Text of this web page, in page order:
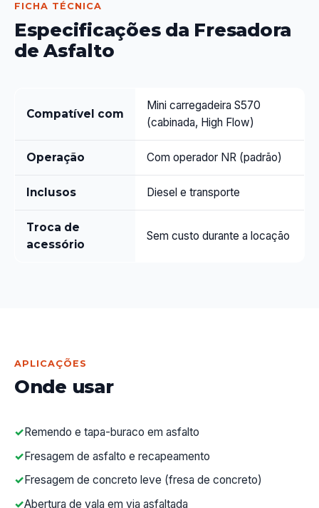
FICHA TÉCNICA
Especificações da Fresadora
de Asfalto
Compatível com
Mini carregadeira S570
(cabinada, High Flow)
Operação Com operador NR (padrão)
Inclusos Diesel e transporte
Troca de
acessório
Sem custo durante a locação
APLICAÇÕES
Onde usar
Remendo e tapa-buraco em asfalto
Fresagem de asfalto e recapeamento
Fresagem de concreto leve (fresa de concreto)
Abertura de vala em via asfaltada